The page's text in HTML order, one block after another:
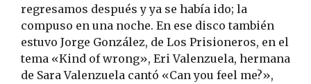
regresamos después y ya se había ido; la
compuso en una noche. En ese disco también
estuvo Jorge González, de Los Prisioneros, en el
tema «Kind of wrong», Eri Valenzuela, hermana
de Sara Valenzuela cantó «Can you feel me?»,